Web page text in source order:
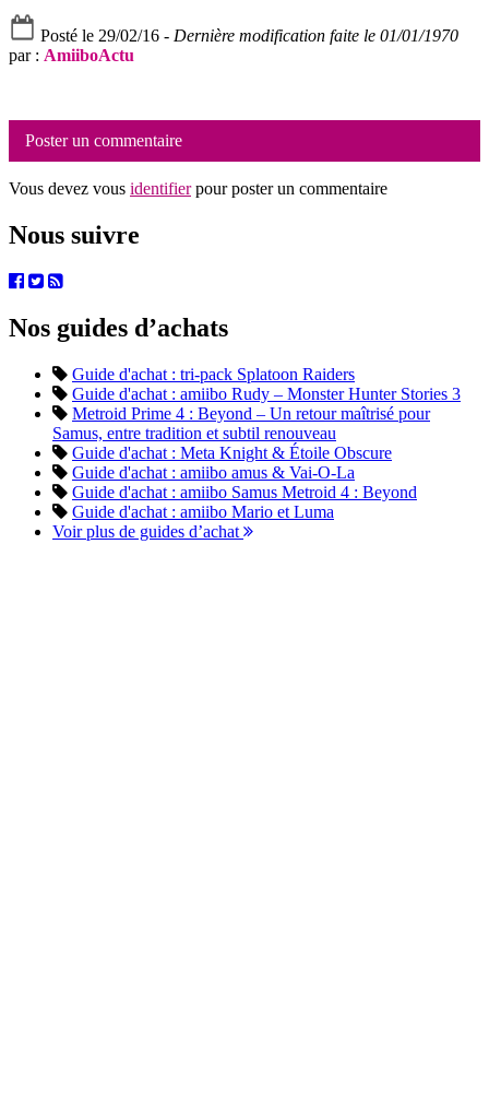
Posté le 29/02/16 - Dernière modification faite le 01/01/1970
par : AmiiboActu
Poster un commentaire
Vous devez vous identifierpour poster un commentaire
Nous suivre
Nos guides d’achats
Guide d'achat : tri-pack Splatoon Raiders
Guide d'achat : amiibo Rudy – Monster Hunter Stories 3
Metroid Prime 4 : Beyond – Un retour maîtrisé pour
Samus, entre tradition et subtil renouveau
Guide d'achat : Meta Knight & Étoile Obscure
Guide d'achat : amiibo amus & Vai-O-La
Guide d'achat : amiibo Samus Metroid 4 : Beyond
Guide d'achat : amiibo Mario et Luma
Voir plus de guides d’achat